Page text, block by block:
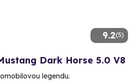
9.2(5)
Dark Horse 5.0 V8
legendu.